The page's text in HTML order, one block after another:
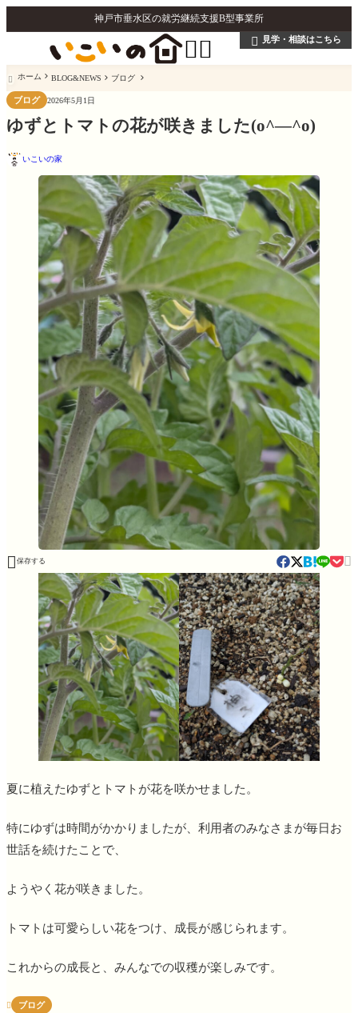
神戸市垂水区の就労継続支援B型事業所
  見学・相談はこちら
 ホーム BLOG&NEWS ブログ
ブログ 2026年5月1日
ゆずとトマトの花が咲きました(o^―^o)
いこいの家
 保存する 
夏に植えたゆずとトマトが花を咲かせました。
特にゆずは時間がかかりましたが、利用者のみなさまが毎日お
世話を続けたことで、
ようやく花が咲きました。
トマトは可愛らしい花をつけ、成長が感じられます。
これからの成長と、みんなでの収穫が楽しみです。
 ブログ